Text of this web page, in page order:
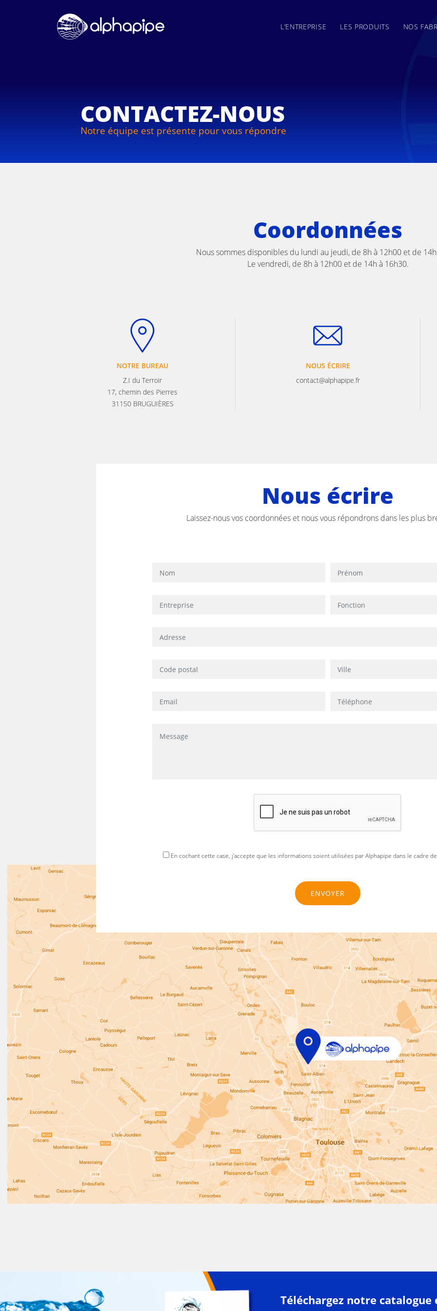
L’ENTREPRISE LES PRODUITS NOS
CONTACTEZ-NOUS
Notre équipe est présente pour vous répondre
Coordonnées
Nous sommes disponibles du lundi au jeudi, de 8h à 12h00 et de
Le vendredi, de 8h à 12h00 et de 14h à 16h30.
NOTRE BUREAU
Z.I du Terroir
17, chemin des Pierres
31150 BRUGUIÈRES
NOUS ÉCRIRE
contact@alphapipe.fr
Nous écrire
Laissez-nous vos coordonnées et nous vous répondrons dans les plus
En cochant cette case, j'accepte que les informations soient utilisées par Alphapipe dans le cadre
Téléchargez notre catalogue